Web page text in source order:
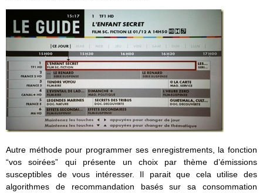
Autre méthode pour programmer ses enregistrements, la fonction
“vos soirées” qui présente un choix par thème d’émissions
susceptibles de vous intéresser. Il parait que cela utilise des
algorithmes de recommandation basés sur sa consommation